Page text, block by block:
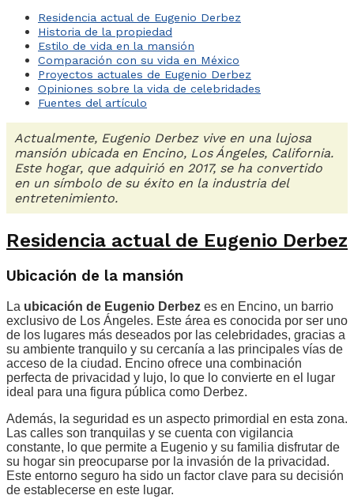
Residencia actual de Eugenio Derbez
Historia de la propiedad
Estilo de vida en la mansión
Comparación con su vida en México
Proyectos actuales de Eugenio Derbez
Opiniones sobre la vida de celebridades
Fuentes del artículo
Actualmente, Eugenio Derbez vive en una lujosa
mansión ubicada en Encino, Los Ángeles, California.
Este hogar, que adquirió en 2017, se ha convertido
en un símbolo de su éxito en la industria del
entretenimiento.
Residencia actual de Eugenio Derbez
Ubicación de la mansión
La ubicación de Eugenio Derbez es en Encino, un barrio
exclusivo de Los Ángeles. Este área es conocida por ser uno
de los lugares más deseados por las celebridades, gracias a
su ambiente tranquilo y su cercanía a las principales vías de
acceso de la ciudad. Encino ofrece una combinación
perfecta de privacidad y lujo, lo que lo convierte en el lugar
ideal para una figura pública como Derbez.
Además, la seguridad es un aspecto primordial en esta zona.
Las calles son tranquilas y se cuenta con vigilancia
constante, lo que permite a Eugenio y su familia disfrutar de
su hogar sin preocuparse por la invasión de la privacidad.
Este entorno seguro ha sido un factor clave para su decisión
de establecerse en este lugar.